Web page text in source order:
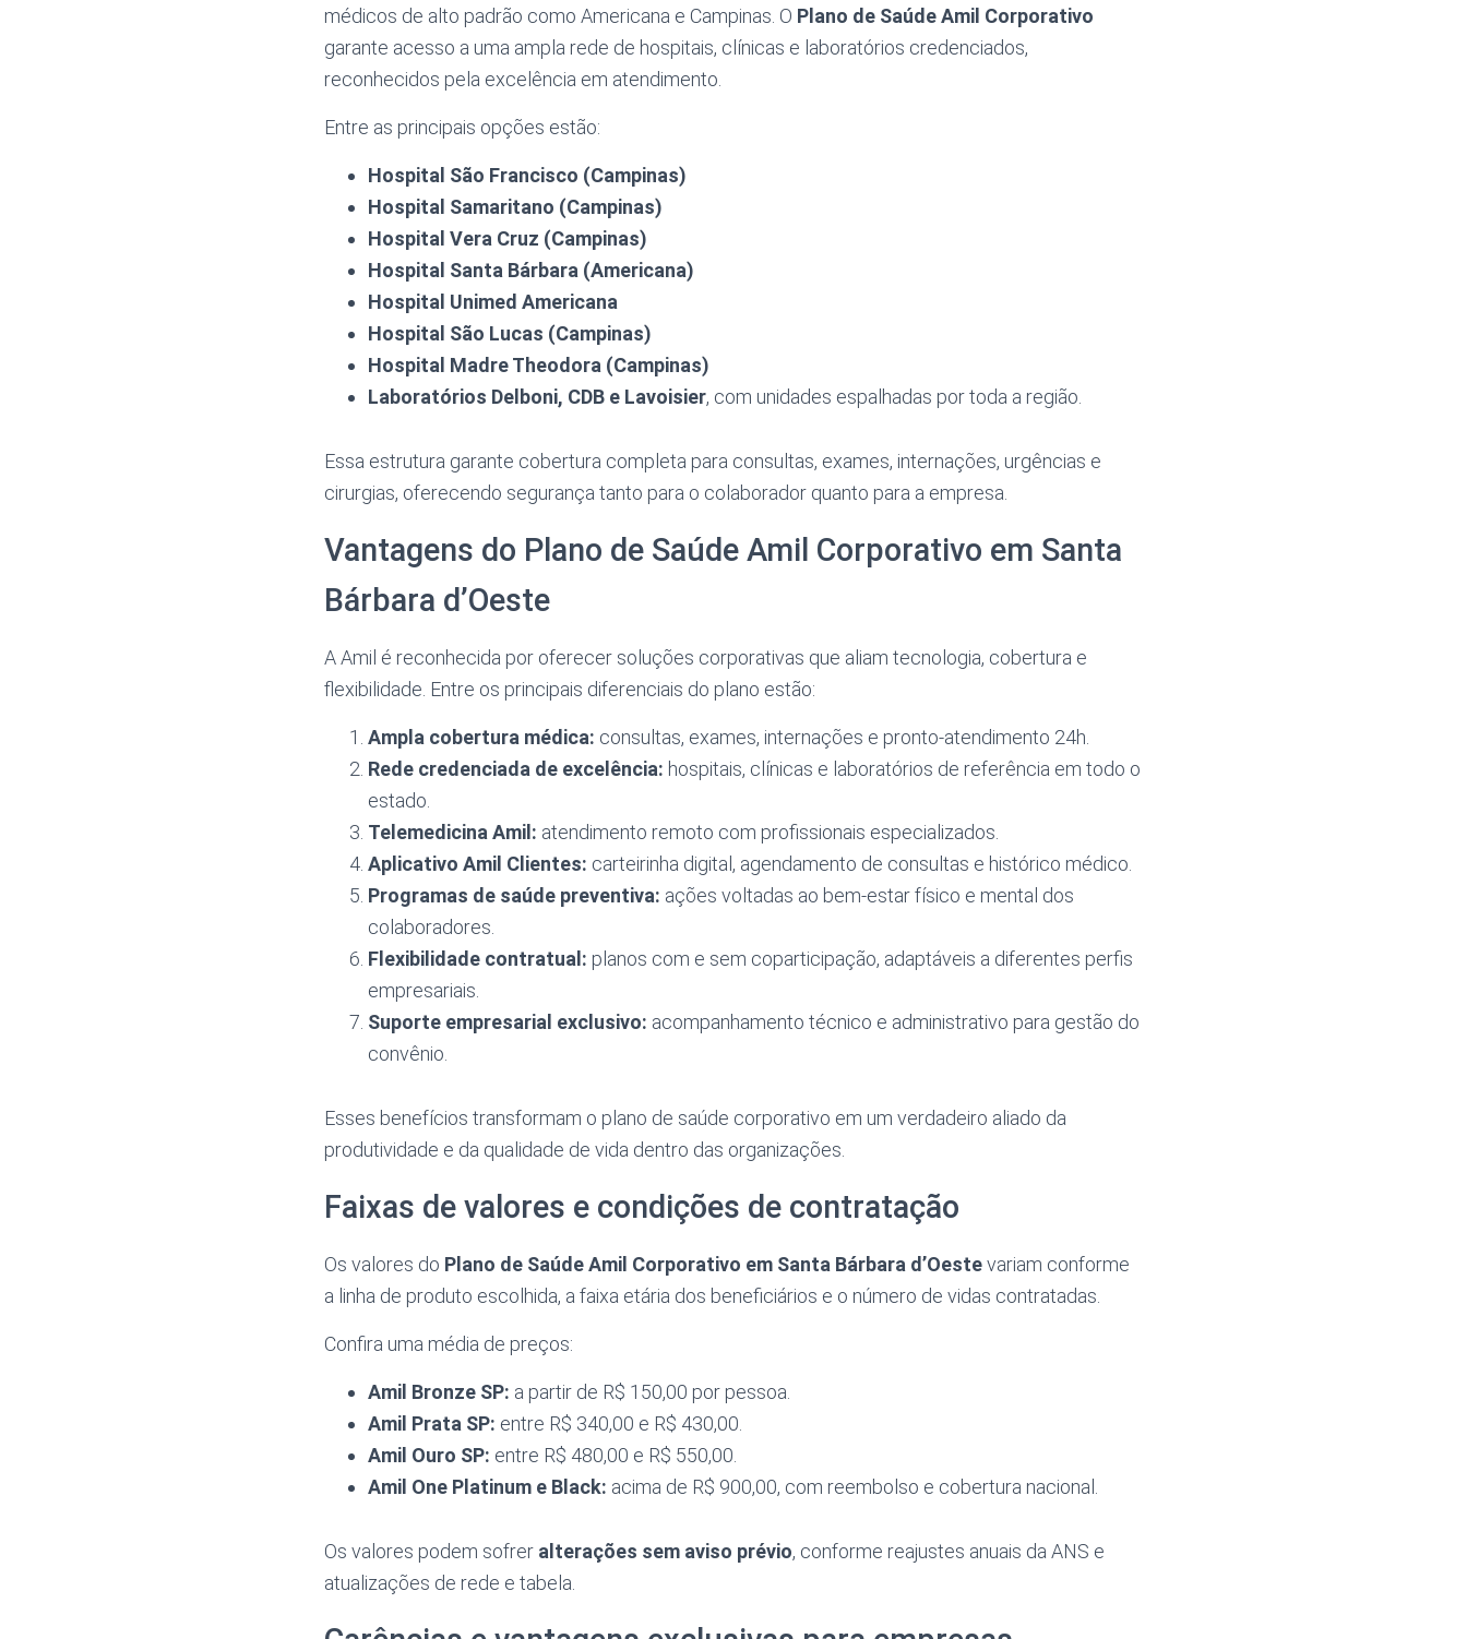
médicos de alto padrão como Americana e Campinas. O Plano de Saúde Amil Corporativo
garante acesso a uma ampla rede de hospitais, clínicas e laboratórios credenciados,
reconhecidos pela excelência em atendimento.
Entre as principais opções estão:
Hospital São Francisco (Campinas)
Hospital Samaritano (Campinas)
Hospital Vera Cruz (Campinas)
Hospital Santa Bárbara (Americana)
Hospital Unimed Americana
Hospital São Lucas (Campinas)
Hospital Madre Theodora (Campinas)
Laboratórios Delboni, CDB e Lavoisier, com unidades espalhadas por toda a região.
Essa estrutura garante cobertura completa para consultas, exames, internações, urgências e
cirurgias, oferecendo segurança tanto para o colaborador quanto para a empresa.
Vantagens do Plano de Saúde Amil Corporativo em Santa
Bárbara d’Oeste
A Amil é reconhecida por oferecer soluções corporativas que aliam tecnologia, cobertura e
flexibilidade. Entre os principais diferenciais do plano estão:
Ampla cobertura médica: consultas, exames, internações e pronto-atendimento 24h.
Rede credenciada de excelência: hospitais, clínicas e laboratórios de referência em todo o
estado.
Telemedicina Amil: atendimento remoto com profissionais especializados.
Aplicativo Amil Clientes: carteirinha digital, agendamento de consultas e histórico médico.
Programas de saúde preventiva: ações voltadas ao bem-estar físico e mental dos
colaboradores.
Flexibilidade contratual: planos com e sem coparticipação, adaptáveis a diferentes perfis
empresariais.
Suporte empresarial exclusivo: acompanhamento técnico e administrativo para gestão do
convênio.
Esses benefícios transformam o plano de saúde corporativo em um verdadeiro aliado da
produtividade e da qualidade de vida dentro das organizações.
Faixas de valores e condições de contratação
Os valores do Plano de Saúde Amil Corporativo em Santa Bárbara d’Oestevariam conforme
a linha de produto escolhida, a faixa etária dos beneficiários e o número de vidas contratadas.
Confira uma média de preços:
Amil Bronze SP: a partir de R$ 150,00 por pessoa.
Amil Prata SP: entre R$ 340,00 e R$ 430,00.
Amil Ouro SP: entre R$ 480,00 e R$ 550,00.
Amil One Platinum e Black: acima de R$ 900,00, com reembolso e cobertura nacional.
Os valores podem sofrer alterações sem aviso prévio, conforme reajustes anuais da ANS e
atualizações de rede e tabela.